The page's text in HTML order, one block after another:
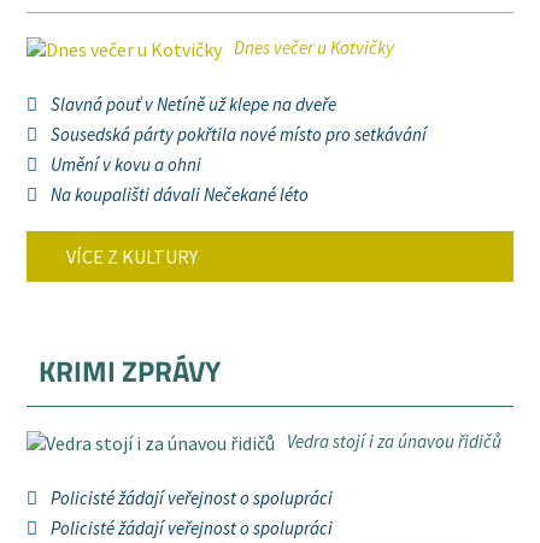
Dnes večer u Kotvičky
Slavná pouť v Netíně už klepe na dveře
Sousedská párty pokřtila nové místo pro setkávání
Umění v kovu a ohni
Na koupališti dávali Nečekané léto
VÍCE Z KULTURY
KRIMI ZPRÁVY
Vedra stojí i za únavou řidičů
Policisté žádají veřejnost o spolupráci
Policisté žádají veřejnost o spolupráci